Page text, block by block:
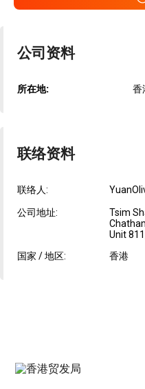
公司资料
所在地: 香
联络资料
联络人:
公司地址:
Tsim
Unit
国家 / 地区:
香港